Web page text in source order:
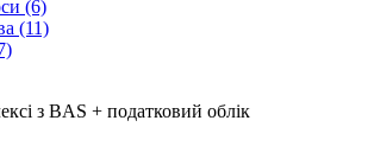
(6)
(11)
з BAS + податковий облік